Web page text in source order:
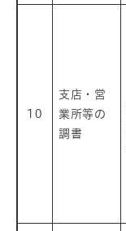
10
支店・営
業所等の
調書